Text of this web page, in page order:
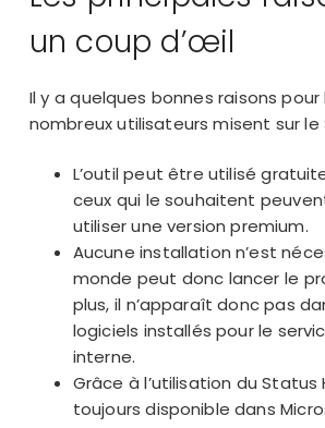
un coup d’œil
Il y a quelques bonnes raisons
nombreux utilisateurs misent sur le
L’outil peut être utilisé
ceux qui le souhaitent
utiliser uneversion premium.
Aucune installation n’est
monde peut donc lancer le
plus, il n’apparaît donc pas
logiciels installés pour le
interne.
Grâce à l’utilisation du Status
toujours disponible dans